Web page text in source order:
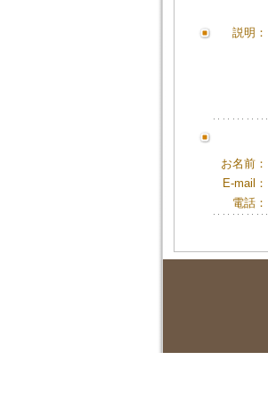
説明：
お名前：
E-mail：
電話：